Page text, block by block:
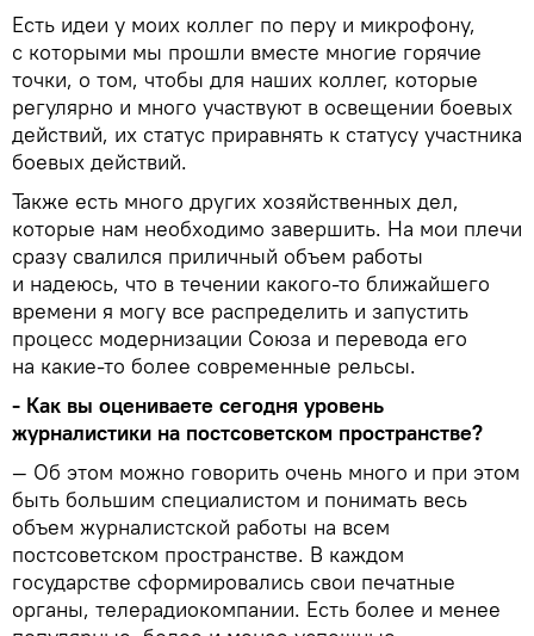
Есть идеи у моих коллег по перу и микрофону,
с которыми мы прошли вместе многие горячие
точки, о том, чтобы для наших коллег, которые
регулярно и много участвуют в освещении боевых
действий, их статус приравнять к статусу участника
боевых действий.
Также есть много других хозяйственных дел,
которые нам необходимо завершить. На мои плечи
сразу свалился приличный объем работы
и надеюсь, что в течении какого-то ближайшего
времени я могу все распределить и запустить
процесс модернизации Союза и перевода его
на какие-то более современные рельсы.
- Как вы оцениваете сегодня уровень
журналистики на постсоветском пространстве?
— Об этом можно говорить очень много и при этом
быть большим специалистом и понимать весь
объем журналистской работы на всем
постсоветском пространстве. В каждом
государстве сформировались свои печатные
органы, телерадиокомпании. Есть более и менее